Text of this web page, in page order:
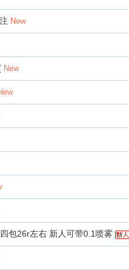
New
New
包26r左右 新人可带0.1喷雾